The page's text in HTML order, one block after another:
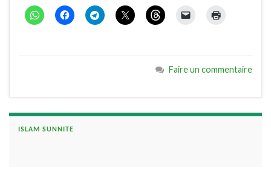
Faire un commentaire
ISLAM SUNNITE